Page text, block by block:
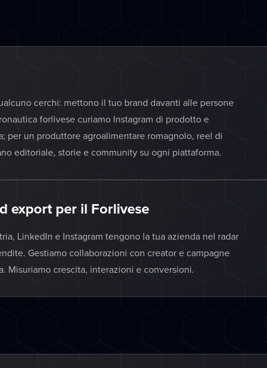
cerchi: mettono il tuo brand davanti alle persone
forlivese curiamo Instagram di prodotto e
per un produttore agroalimentare romagnolo, reel di
editoriale, storie e community su ogni piattaforma.
export per il Forlivese
LinkedIn e Instagram tengono la tua azienda nel radar
Gestiamo collaborazioni con creator e campagne
Misuriamo crescita, interazioni e conversioni.